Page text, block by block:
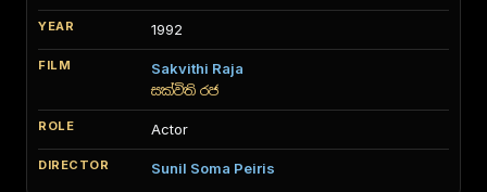
1992
Sakvithi Raja
සක්විති රජ
Actor
Sunil Soma Peiris